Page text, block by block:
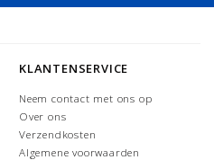
KLANTENSERVICE
Neem contact met ons op
Over ons
Verzendkosten
Algemene voorwaarden